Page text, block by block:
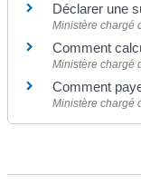
Déclarer une
Ministère chargé
Comment
Ministère chargé
Comment
Ministère chargé